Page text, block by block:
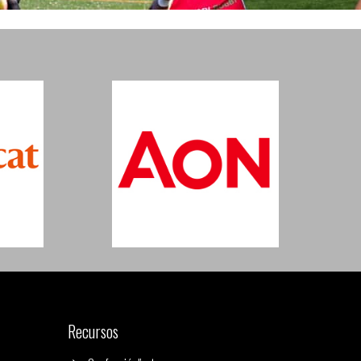
Recursos